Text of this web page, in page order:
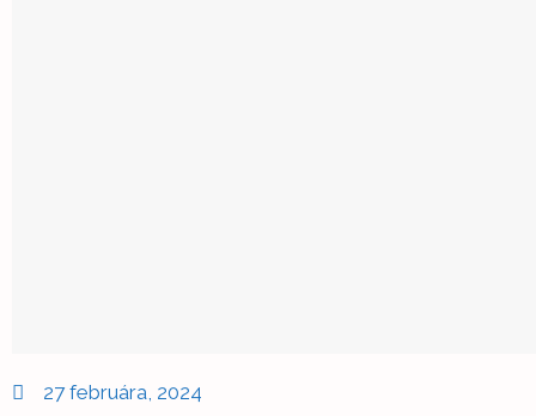
27 februára, 2024